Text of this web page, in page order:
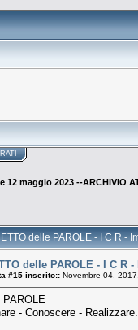
12 maggio 2023 --ARCHIVIO
delle PAROLE - I C R -
delle PAROLE - I C R
#15 inserito:: Novembre 04,
- Conoscere - Realizzare.